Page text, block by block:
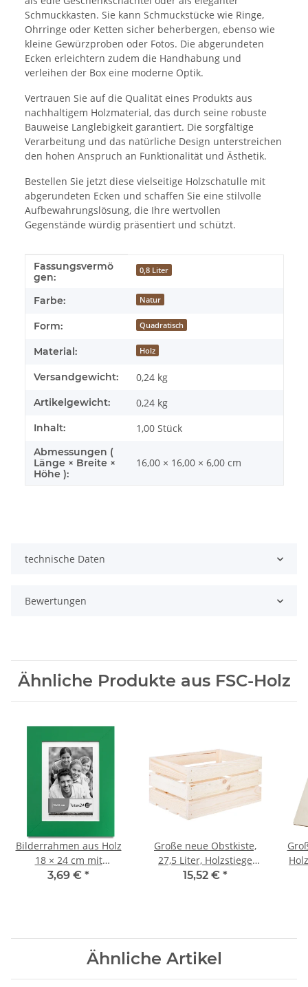
Schmuckkasten. Sie kann Schmuckstücke wie Ringe,
Ohrringe oder Ketten sicher beherbergen, ebenso wie
kleine Gewürzproben oder Fotos. Die abgerundeten
Ecken erleichtern zudem die Handhabung und
verleihen der Box eine moderne Optik.
Vertrauen Sie auf die Qualität eines Produkts aus
nachhaltigem Holzmaterial, das durch seine robuste
Bauweise Langlebigkeit garantiert. Die sorgfältige
Verarbeitung und das natürliche Design unterstreichen
den hohen Anspruch an Funktionalität und Ästhetik.
Bestellen Sie jetzt diese vielseitige Holzschatulle mit
abgerundeten Ecken und schaffen Sie eine stilvolle
Aufbewahrungslösung, die Ihre wertvollen
Gegenstände würdig präsentiert und schützt.
Produkteigenschaft
Wert
Fassungsvermö
gen:
0,8 Liter
Farbe: Natur
Form: Quadratisch
Material: Holz
Versandgewicht: 0,24 kg
Artikelgewicht: 0,24 kg
Inhalt: 1,00 Stück
Abmessungen (
Länge × Breite ×
Höhe ):
16,00 × 16,00 × 6,00 cm
technische Daten
Bewertungen
Ähnliche Produkte aus FSC-Holz
Bilderrahmen aus Holz
18 × 24 cm mit
Glasscheibe,
3,69 € *
Große neue Obstkiste,
27,5 Liter, Holzstiege
46 × 32 × 23 cm
15,52 € *
Ähnliche Artikel